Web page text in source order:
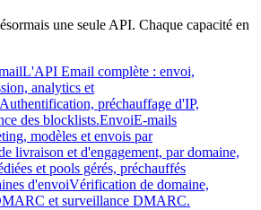
une seule API. Chaque capacité en
L'API Email complète : envoi,
analytics et
Authentification, préchauffage d'IP,
des blocklists.EnvoiE-mails
modèles et envois par
livraison et d'engagement, par domaine,
et pools gérés, préchauffés
d'envoiVérification de domaine,
et surveillance DMARC.